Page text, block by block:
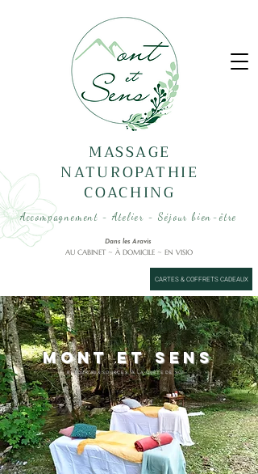
MASSAGE
NATUROPATHIE
COACHING
Accompagnement - Atelier - Séjour bien-être
Dans les Aravis
AU CABINET ~ À DOMICILE ~ EN VISIO
CARTES & COFFRETS CADEAUX
Mont et Sens
RETOUR AUX SOURCES, À LA QUÊTE DE SOI